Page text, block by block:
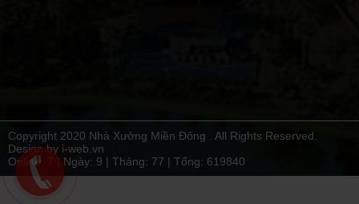
Copyright 2020 Nhà Xưởng Miền Đông . All Rights Reserved.
Design by i-web.vn
Online: 7 | Ngày: 9 | Tháng: 77 | Tổng: 619840